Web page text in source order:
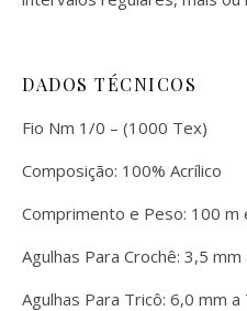
DADOS TÉCNICOS
Fio Nm 1/0 – (1000 Tex)
Composição: 100% Acrílico
Comprimento e Peso: 100 m
Agulhas Para Crochê: 3,5
Agulhas Para Tricô: 6,0 mm a